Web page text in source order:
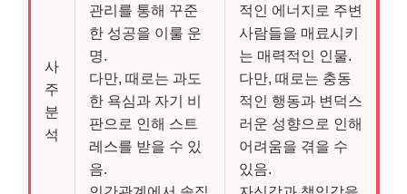
사
주
분
석
관리를 통해 꾸준
한 성공을 이룰 운
명.
다만, 때로는 과도
한 욕심과 자기 비
판으로 인해 스트
레스를 받을 수 있
음.
적인 에너지로 주변
사람들을 매료시키
는 매력적인 인물.
다만, 때로는 충동
적인 행동과 변덕스
러운 성향으로 인해
어려움을 겪을 수
있음.